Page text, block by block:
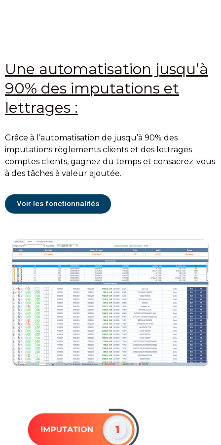
Une automatisation jusqu’à
90% des imputations et
lettrages :
Grâce à l’automatisation de jusqu’à 90% des
imputations règlements clients et des lettrages
comptes clients, gagnez du temps et consacrez-vous
à des tâches à valeur ajoutée.
Voir les fonctionnalités